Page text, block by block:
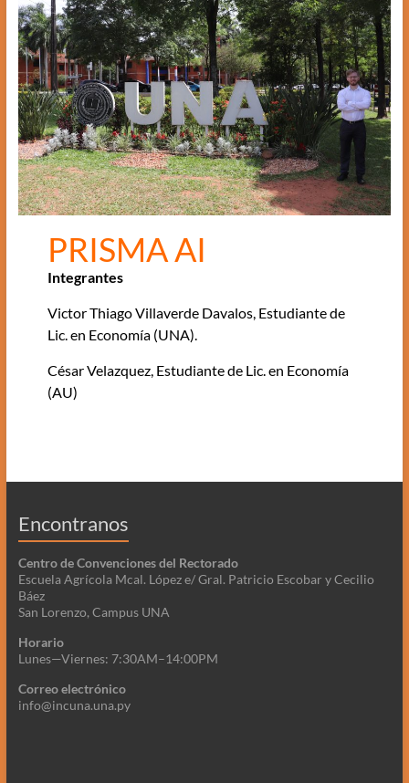
PRISMA AI
Integrantes
Victor Thiago Villaverde Davalos, Estudiante de
Lic. en Economía (UNA).
César Velazquez, Estudiante de Lic. en Economía
(AU)
Encontranos
Centro de Convenciones del Rectorado
Escuela Agrícola Mcal. López e/ Gral. Patricio Escobar y Cecilio
Báez
San Lorenzo, Campus UNA
Horario
Lunes—Viernes: 7:30AM–14:00PM
Correo electrónico
info@incuna.una.py